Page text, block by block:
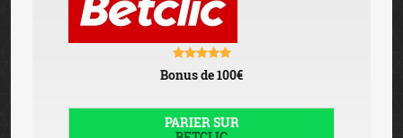
Bonus de 100€
PARIER SUR